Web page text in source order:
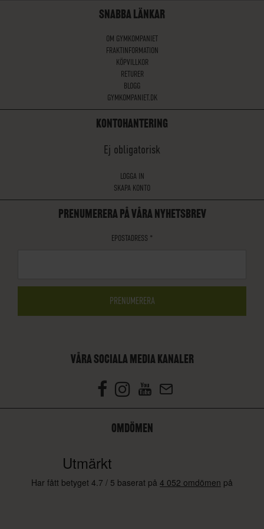
SNABBA LÄNKAR
OM GYMKOMPANIET
FRAKTINFORMATION
KÖPVILLKOR
RETURER
BLOGG
GYMKOMPANIET.DK
KONTOHANTERING
Ej obligatorisk
LOGGA IN
SKAPA KONTO
PRENUMERERA PÅ VÅRA NYHETSBREV
EPOSTADRESS *
VÅRA SOCIALA MEDIA KANALER
OMDÖMEN